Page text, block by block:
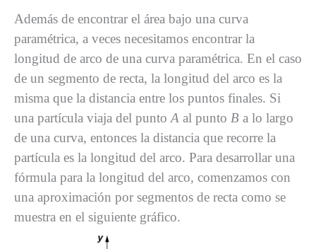
Además de encontrar el área bajo una curva
paramétrica, a veces necesitamos encontrar la
longitud de arco de una curva paramétrica. En el caso
de un segmento de recta, la longitud del arco es la
misma que la distancia entre los puntos finales. Si
una partícula viaja del punto A al punto B a lo largo
de una curva, entonces la distancia que recorre la
partícula es la longitud del arco. Para desarrollar una
fórmula para la longitud del arco, comenzamos con
una aproximación por segmentos de recta como se
muestra en el siguiente gráfico.